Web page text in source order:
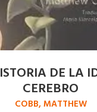
DE LA
CEREBRO
COBB, MATTHEW